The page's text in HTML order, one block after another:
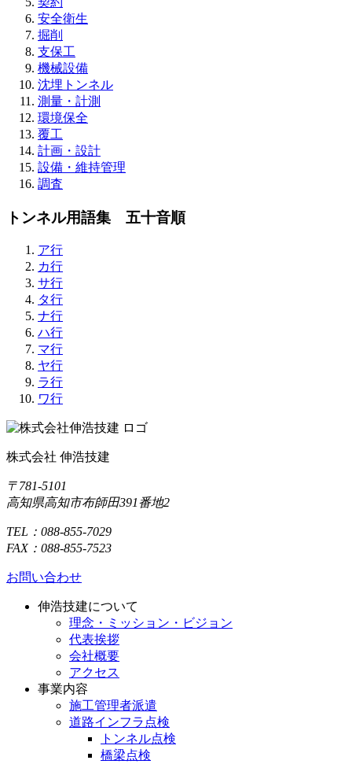
安全衛生
掘削
支保工
機械設備
沈埋トンネル
測量・計測
環境保全
覆工
計画・設計
設備・維持管理
調査
トンネル用語集 五十音順
ア行
カ行
サ行
タ行
ナ行
ハ行
マ行
ヤ行
ラ行
ワ行
株式会社 伸浩技建
〒781-5101
高知県高知市布師田391番地2
TEL：088-855-7029
FAX：088-855-7523
お問い合わせ
伸浩技建について
理念・ミッション・ビジョン
代表挨拶
会社概要
アクセス
事業内容
施工管理者派遣
道路インフラ点検
トンネル点検
橋梁点検